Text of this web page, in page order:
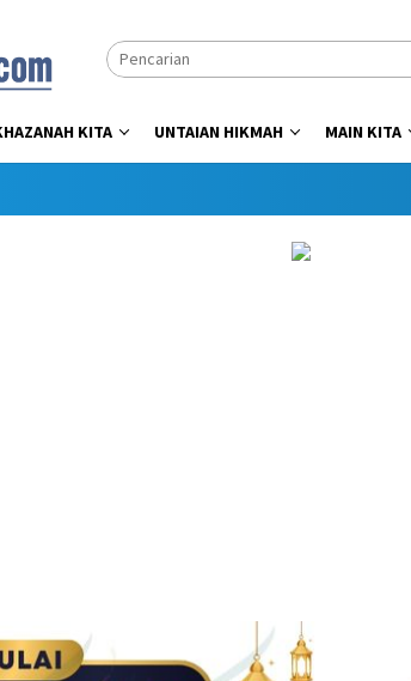
KITA UNTAIAN HIKMAH MAIN KITA